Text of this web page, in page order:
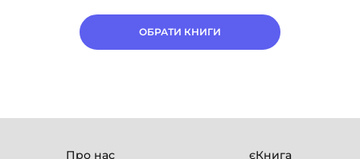
ОБРАТИ КНИГИ
Про нас єКнига